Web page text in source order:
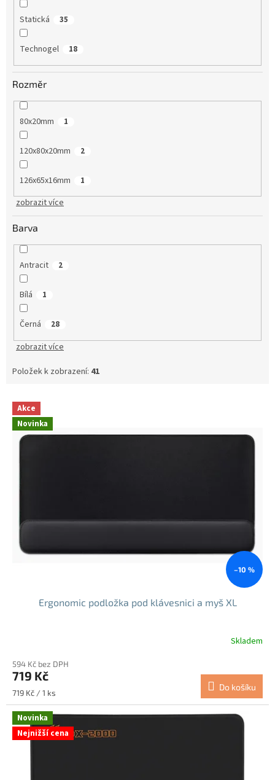
Statická 35
Technogel 18
Rozměr
80x20mm 1
120x80x20mm 2
126x65x16mm 1
zobrazit více
Barva
Antracit 2
Bílá 1
Černá 28
zobrazit více
Položek k zobrazení: 41
V
p
Akce
Novinka
–10 %
Ergonomic podložka pod klávesnici a myš XL
Skladem
594 Kč bez DPH
719 Kč
Měrná
cena:
719 Kč / 1 ks
Do košíku
Novinka
Nejnižší cena